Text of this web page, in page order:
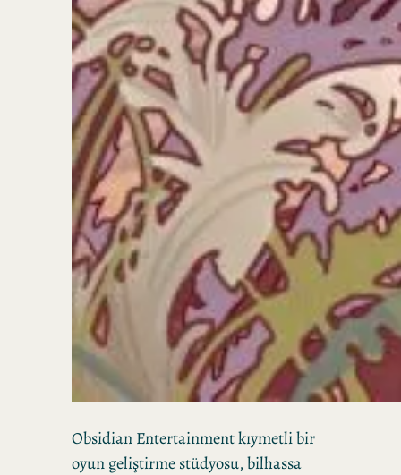
Obsidian Entertainment kıymetli bir
oyun geliştirme stüdyosu, bilhassa